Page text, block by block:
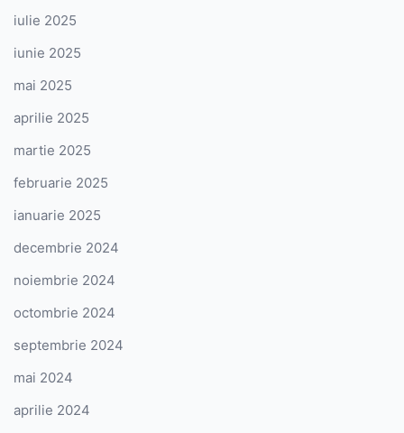
iulie 2025
iunie 2025
mai 2025
aprilie 2025
martie 2025
februarie 2025
ianuarie 2025
decembrie 2024
noiembrie 2024
octombrie 2024
septembrie 2024
mai 2024
aprilie 2024